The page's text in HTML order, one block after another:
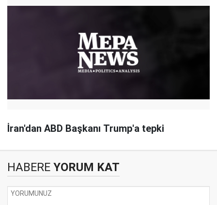
İran'dan ABD Başkanı Trump'a tepki
HABERE YORUM KAT